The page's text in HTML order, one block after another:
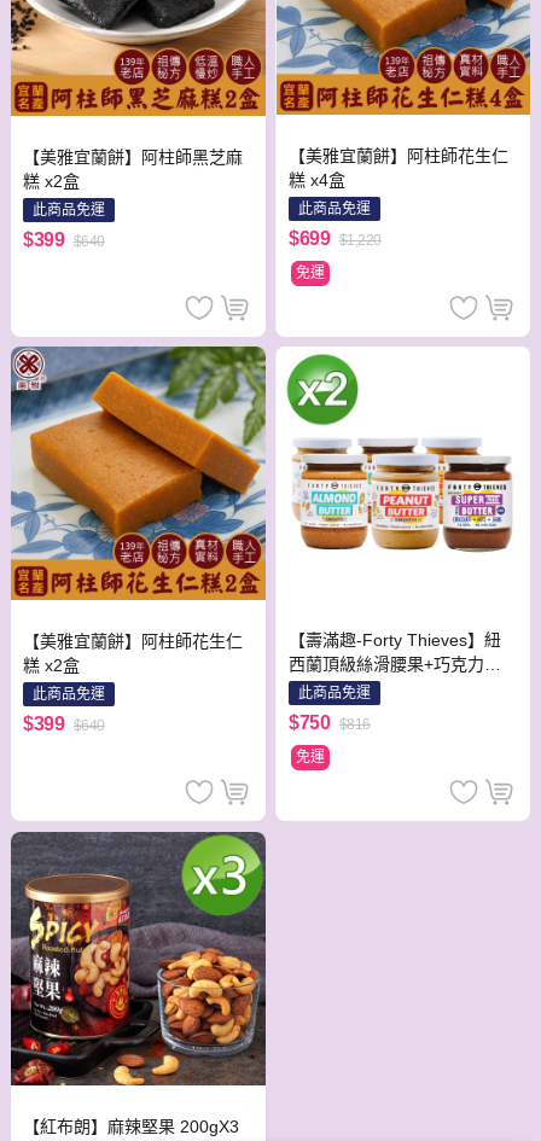
【美雅宜蘭餅】阿柱師黑芝麻
糕 x2盒
此商品免運
$399 $640
【美雅宜蘭餅】阿柱師花生仁
糕 x4盒
此商品免運
$699 $1,220
免運
【美雅宜蘭餅】阿柱師花生仁
糕 x2盒
此商品免運
$399 $640
【壽滿趣-Forty Thieves】紐
西蘭頂級絲滑腰果+巧克力堅
果(235gX2入)
此商品免運
$750 $816
免運
【紅布朗】麻辣堅果 200gX3